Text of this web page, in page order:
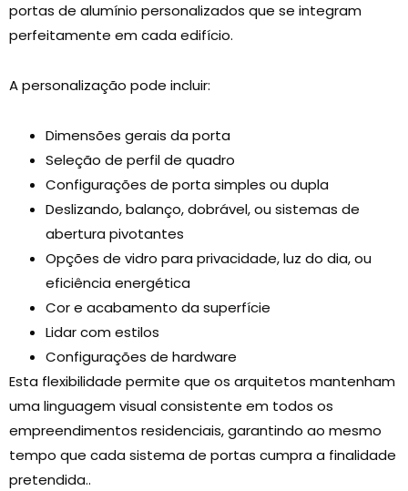
portas de alumínio personalizados que se integram
perfeitamente em cada edifício.
A personalização pode incluir:
Dimensões gerais da porta
Seleção de perfil de quadro
Configurações de porta simples ou dupla
Deslizando, balanço, dobrável, ou sistemas de
abertura pivotantes
Opções de vidro para privacidade, luz do dia, ou
eficiência energética
Cor e acabamento da superfície
Lidar com estilos
Configurações de hardware
Esta flexibilidade permite que os arquitetos mantenham
uma linguagem visual consistente em todos os
empreendimentos residenciais, garantindo ao mesmo
tempo que cada sistema de portas cumpra a finalidade
pretendida..